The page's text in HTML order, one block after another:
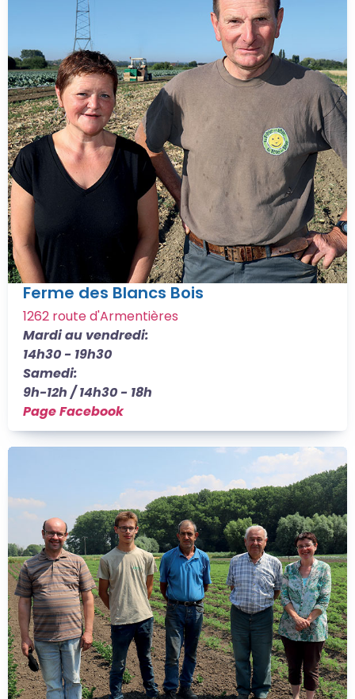
Ferme des Blancs Bois
1262 route d'Armentières
Mardi au vendredi:
14h30 - 19h30
Samedi:
9h-12h / 14h30 - 18h
Page Facebook